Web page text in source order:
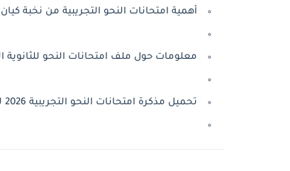
أهمية امتحانات النحو التجريبية من نخبة كيان 2026
معلومات حول ملف امتحانات النحو للثانوية
تحميل مذكرة امتحانات النحو التجريبية 2026 للصف الثالث الثانوي pdf نخبة كيان